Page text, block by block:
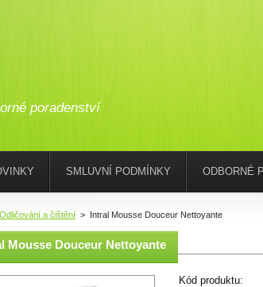
poradenství
Odličování a čištění > Intral Mousse Douceur Nettoyante
Mousse Douceur Nettoyante
Kód produktu:
SMLUVNÍ PODMÍNKY ODBORNÉ